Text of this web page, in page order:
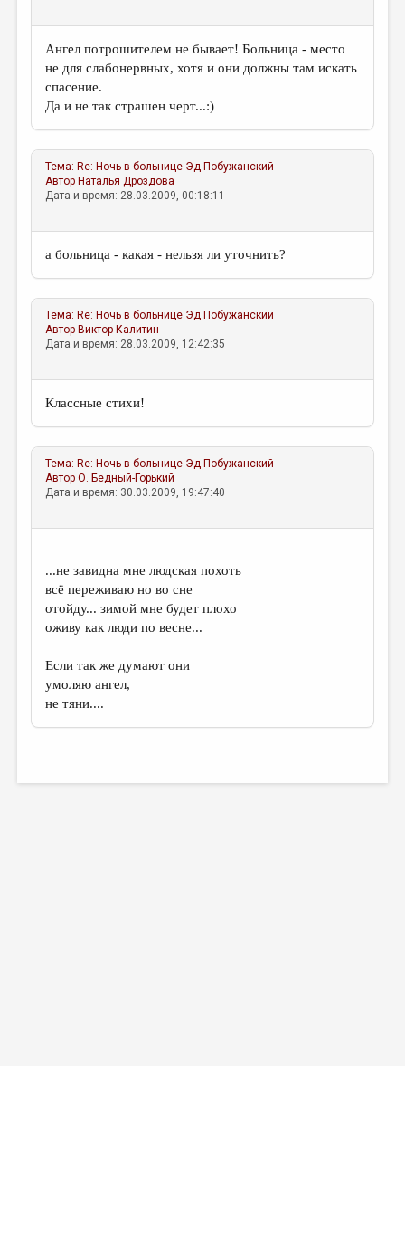
МАЛАЯ ПРОЗА
ЭССЕИСТИКА
ЛИТЕРАТУРОВЕДЕНИЕ
КУЛЬТУРОВЕДЕНИЕ
ПУБЛИЦИСТИКА
РЕЦЕНЗИРОВАНИЕ
МЕДИА
ВКОНТАКТЕ
Ангел потрошителем не бывает! Больница - место
не для слабонервных, хотя и они должны там искать
спасение.
Да и не так страшен черт...:)
Тема: Re: Ночь в больнице Эд Побужанский
Автор Наталья Дроздова
Дата и время: 28.03.2009, 00:18:11
а больница - какая - нельзя ли уточнить?
Тема: Re: Ночь в больнице Эд Побужанский
Автор Виктор Калитин
Дата и время: 28.03.2009, 12:42:35
Классные стихи!
Тема: Re: Ночь в больнице Эд Побужанский
АвторО. Бедный-Горький
Дата и время: 30.03.2009, 19:47:40
...не завидна мне людская похоть
всё переживаю но во сне
отойду... зимой мне будет плохо
оживу как люди по весне...
Если так же думают они
умоляю ангел,
не тяни....